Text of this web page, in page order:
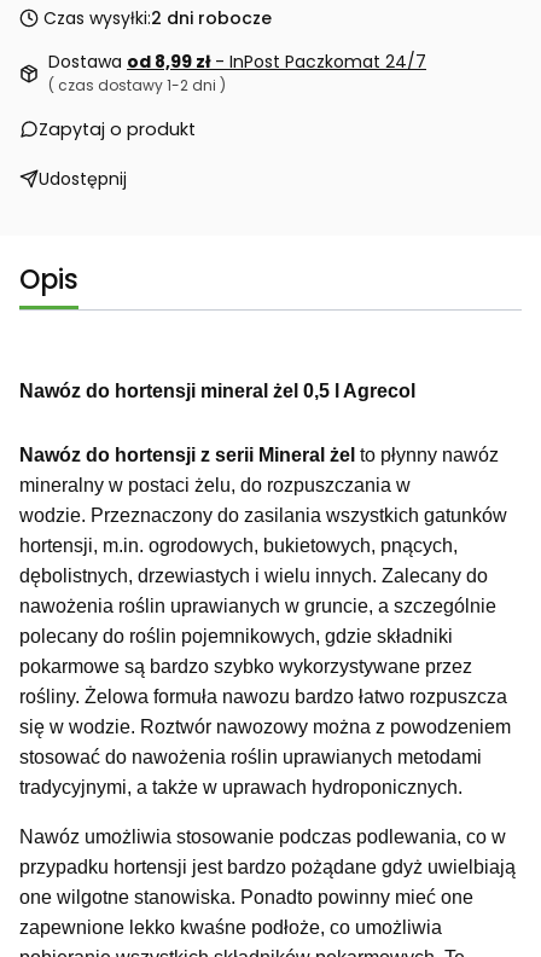
Czas wysyłki:2 dni robocze
Dostawa od 8,99 zł - InPost Paczkomat 24/7
( czas dostawy 1-2 dni )
Zapytaj o produkt
Udostępnij
Opis
Nawóz do hortensji mineral żel 0,5 l Agrecol
Nawóz do hortensji z serii Mineral żel to płynny nawóz
mineralny w postaci żelu, do rozpuszczania w
wodzie. Przeznaczony do zasilania wszystkich gatunków
hortensji, m.in. ogrodowych, bukietowych, pnących,
dębolistnych, drzewiastych i wielu innych. Zalecany do
nawożenia roślin uprawianych w gruncie, a szczególnie
polecany do roślin pojemnikowych, gdzie składniki
pokarmowe są bardzo szybko wykorzystywane przez
rośliny. Żelowa formuła nawozu bardzo łatwo rozpuszcza
się w wodzie. Roztwór nawozowy można z powodzeniem
stosować do nawożenia roślin uprawianych metodami
tradycyjnymi, a także w uprawach hydroponicznych.
Nawóz umożliwia stosowanie podczas podlewania, co w
przypadku hortensji jest bardzo pożądane gdyż uwielbiają
one wilgotne stanowiska. Ponadto powinny mieć one
zapewnione lekko kwaśne podłoże, co umożliwia